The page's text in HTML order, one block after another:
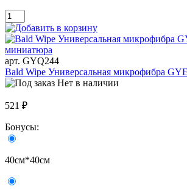
арт. GYQ244
Bald Wipe Универсальная микрофибра
Нет в наличии
521 ₽
Бонусы:
40см*40см